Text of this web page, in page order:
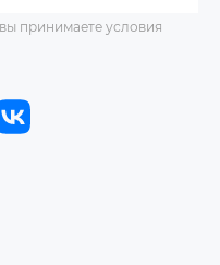
принимаете условия